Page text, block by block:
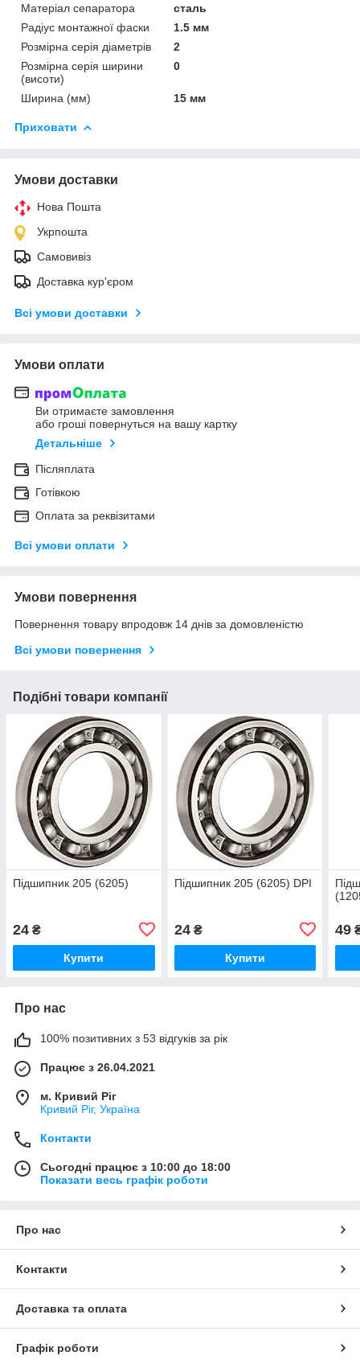
Матеріал сепаратора
сталь
Радіус монтажної фаски
1.5 мм
Розмірна серія діаметрів
2
Розмірна серія ширини
(висоти)
0
Ширина (мм) 15 мм
Приховати
Умови доставки
Нова Пошта
Укрпошта
Самовивіз
Доставка кур'єром
Всі умови доставки
Умови оплати
Ви отримаєте замовлення
або гроші повернуться на вашу картку
Детальніше
Післяплата
Готівкою
Оплата за реквізитами
Всі умови оплати
Умови повернення
Повернення товару впродовж 14 днів за домовленістю
Всі умови повернення
Подібні товари компанії
Підшипник 205 (6205)
24 ₴
Купити
Підшипник 205 (6205) DPI
24₴
Купити
49
Про нас
100% позитивних з 53 відгуків за рік
Працює з 26.04.2021
м. Кривий Ріг
Кривий Ріг, Україна
Контакти
Сьогодні працює з 10:00 до 18:00
Показати весь графік роботи
Про нас
Контакти
Доставка та оплата
Графік роботи